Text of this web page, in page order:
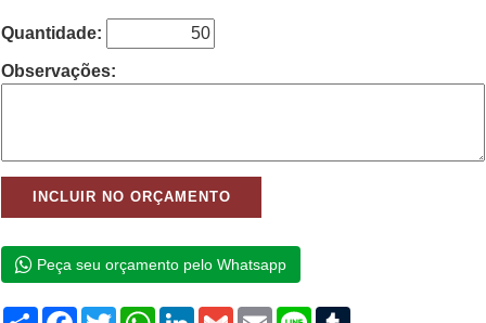
Quantidade:
Observações:
Peça seu orçamento pelo Whatsapp
Compartilhar
Facebook
TwitterWhatsApp
LinkedIn
GmailEmailLine